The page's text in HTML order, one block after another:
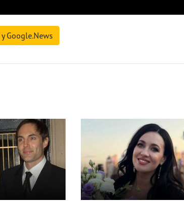
Google.News